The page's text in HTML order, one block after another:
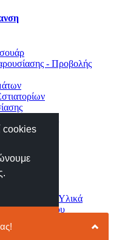
cookies
- Προβολής
- Αναλώσιμα
- Υλικά
Γραφείου